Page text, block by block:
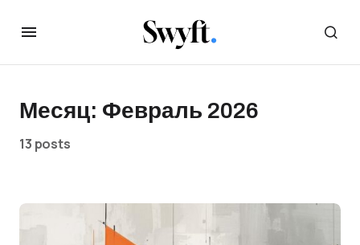
Месяц: Февраль 2026
13 posts